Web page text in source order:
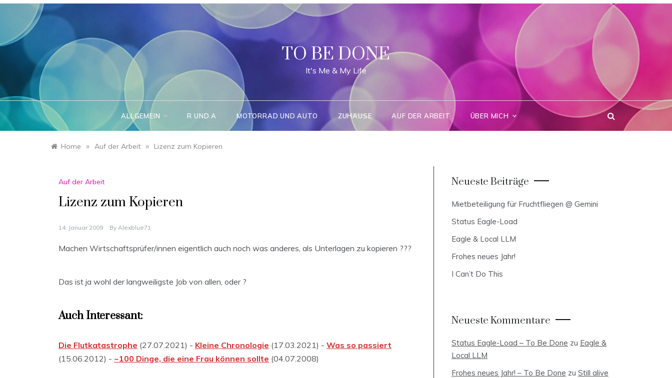
Skip
TO BE DONE
It's Me & My Life
ALLGEMEIN R UND A MOTORRAD UND AUTO ZUHAUSE AUF DER ARBEIT ÜBER MICH
Home » Auf der Arbeit » Lizenz zum Kopieren
Auf der Arbeit
Lizenz zum Kopieren
14. Januar 2009 By Alexblue71
Machen Wirtschaftsprüfer/innen eigentlich auch noch was anderes, als Unterlagen zu kopieren ???
Das ist ja wohl der langweiligste Job von allen, oder ?
Auch Interessant:
Die Flutkatastrophe (27.07.2021) - Kleine Chronologie (17.03.2021) - Was so passiert
(15.06.2012) - ~100 Dinge, die eine Frau können sollte (04.07.2008)
Neueste Beiträge
Mietbeteiligung für Fruchtfliegen @ Gemini
Status Eagle-Load
Eagle & Local LLM
Frohes neues Jahr!
I Can’t Do This
Neueste Kommentare
Status Eagle-Load – To Be Done zu Eagle &
Local LLM
Frohes neues Jahr! – To Be Done zu Still alive